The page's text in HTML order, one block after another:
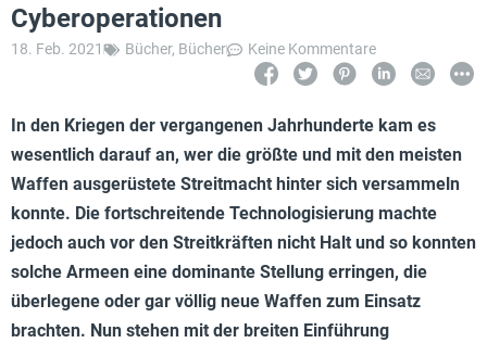
Cyberoperationen
18. Feb. 2021 Bücher, Bücher Keine Kommentare
In den Kriegen der vergangenen Jahrhunderte kam es
wesentlich darauf an, wer die größte und mit den meisten
Waffen ausgerüstete Streitmacht hinter sich versammeln
konnte. Die fortschreitende Technologisierung machte
jedoch auch vor den Streitkräften nicht Halt und so konnten
solche Armeen eine dominante Stellung erringen, die
überlegene oder gar völlig neue Waffen zum Einsatz
brachten. Nun stehen mit der breiten Einführung